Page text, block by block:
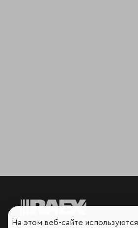
На этом веб-сайте используются